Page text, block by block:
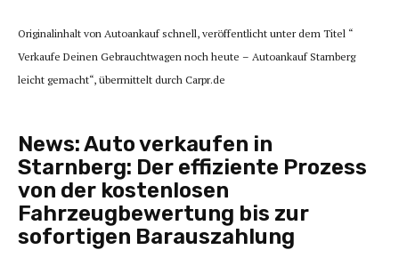
Originalinhalt von Autoankauf schnell, veröffentlicht unter dem Titel “
Verkaufe Deinen Gebrauchtwagen noch heute – Autoankauf Starnberg
leicht gemacht“, übermittelt durch Carpr.de
News:Auto verkaufen in
Starnberg: Der effiziente Prozess
von der kostenlosen
Fahrzeugbewertung bis zur
sofortigen Barauszahlung